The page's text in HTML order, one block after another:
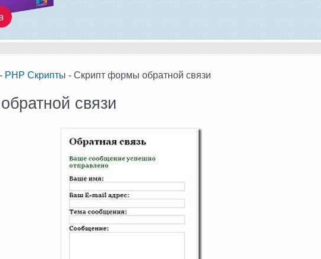
- PHP Скрипты - Скрипт формы обратной связи
связи